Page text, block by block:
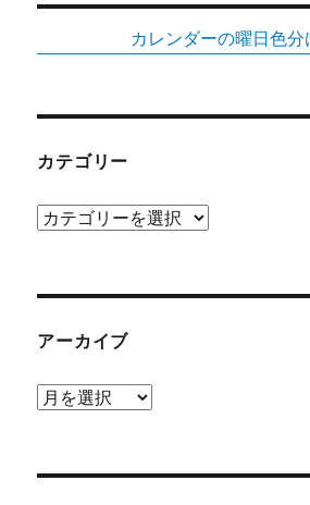
カレンダーの曜日色分
カテゴリー
カ
ー
アーカイブ
ア